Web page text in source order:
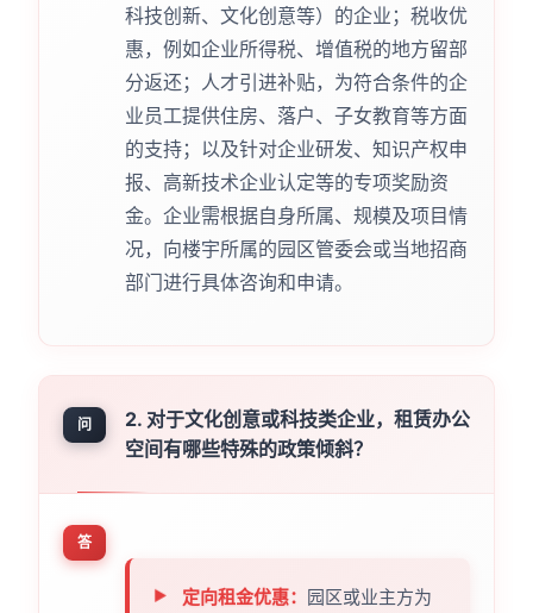
科技创新、文化创意等）的企业；税收优
惠，例如企业所得税、增值税的地方留部
分返还；人才引进补贴，为符合条件的企
业员工提供住房、落户、子女教育等方面
的支持；以及针对企业研发、知识产权申
报、高新技术企业认定等的专项奖励资
金。企业需根据自身所属、规模及项目情
况，向楼宇所属的园区管委会或当地招商
部门进行具体咨询和申请。
问
2. 对于文化创意或科技类企业，租赁办公
空间有哪些特殊的政策倾斜？
答
定向租金优惠： 园区或业主方为